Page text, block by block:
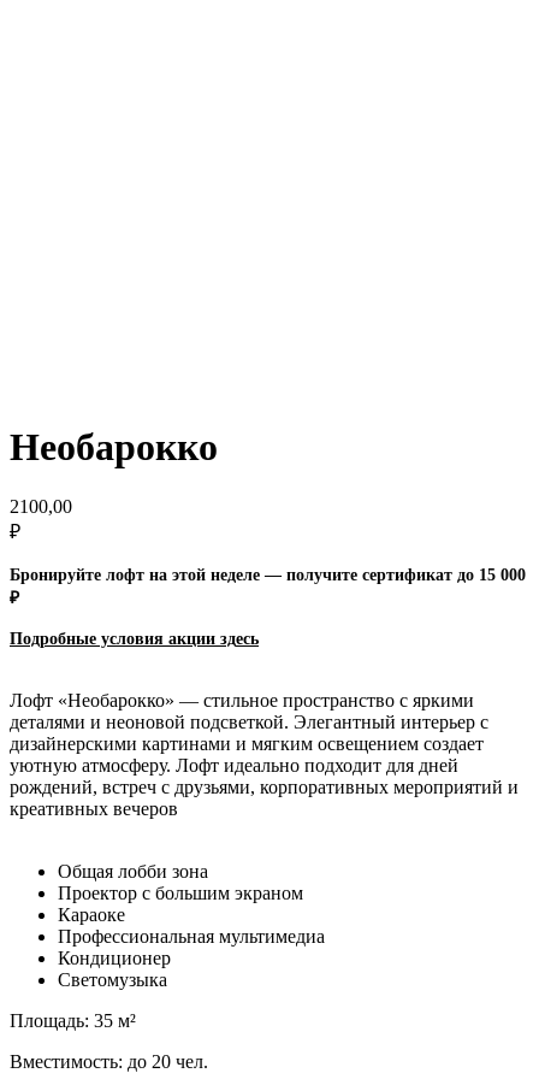
Необарокко
2100,00
₽
Бронируйте лофт на этой неделе — получите сертификат до 15 000
₽
Подробные условия акции здесь
Лофт «Необарокко» — стильное пространство с яркими
деталями и неоновой подсветкой. Элегантный интерьер с
дизайнерскими картинами и мягким освещением создает
уютную атмосферу. Лофт идеально подходит для дней
рождений, встреч с друзьями, корпоративных мероприятий и
креативных вечеров
Общая лобби зона
Проектор с большим экраном
Караоке
Профессиональная мультимедиа
Кондиционер
Светомузыка
Площадь: 35 м²
Вместимость: до 20 чел.